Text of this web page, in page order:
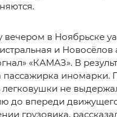
вечером в Ноябрьске
и Новосёлов
«КАМАЗ». В
пассажирка иномарки.
легковушки не
до впереди
грузовика,